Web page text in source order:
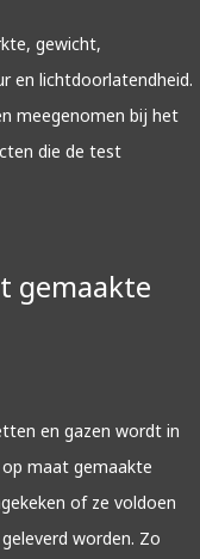
gewicht,
en lichtdoorlatendheid.
meegenomen bij het
die de test
gemaakte
en gazen wordt in
maat gemaakte
of ze voldoen
worden. Zo